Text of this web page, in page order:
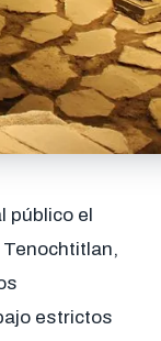
público el
estrictos